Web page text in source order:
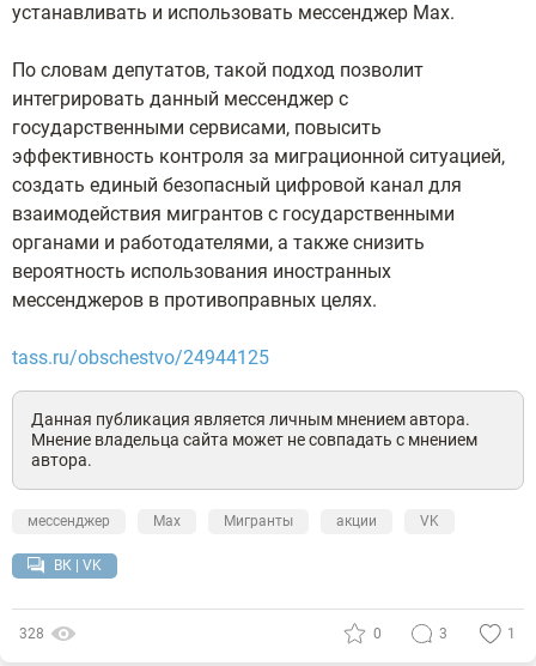
устанавливать и использовать мессенджер Мax.
По словам депутатов, такой подход позволит
интегрировать данный мессенджер с
государственными сервисами, повысить
эффективность контроля за миграционной ситуацией,
создать единый безопасный цифровой канал для
взаимодействия мигрантов с государственными
органами и работодателями, а также снизить
вероятность использования иностранных
мессенджеров в противоправных целях.
tass.ru/obschestvo/24944125
Данная публикация является личным мнением автора.
Мнение владельца сайта может не совпадать с мнением
автора.
мессенджер Max Мигранты акции VK
ВК | VK
328 0 3 1